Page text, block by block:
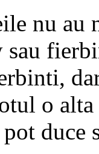
nu au
sau
o
duce